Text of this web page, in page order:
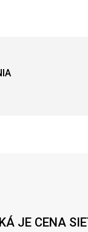
JE CENA